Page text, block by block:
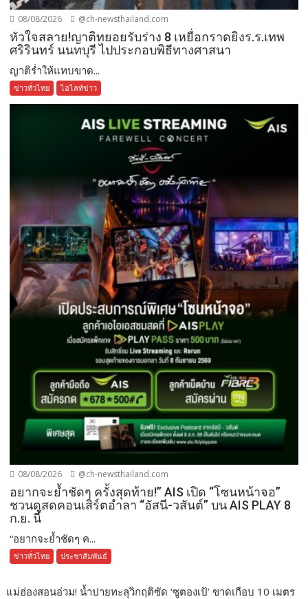
08/08/2026 @ch-newsthailand.com
หัวใจสลาย!ญาติทยอยรับร่าง 8 เหยื่อกราดยิงร.ร.เทพ
ศริรินทร์ นนทบุรี ไปประกอบพิธีทางศาสนา
ญาติร่ำให้แทบขาด...
ข่าวทั่วไทย ไฮไลท์ข่าว
08/08/2026 @ch-newsthailand.com
อยากจะย้ำชัดๆ ครั้งสุดท้าย!” AIS เปิด “โซนหน้าจอ”
ชวนดูสดคอนเสิร์ตอำลา “อัสนี-วสันต์” บน AIS PLAY 8
ก.ย. นี้
“อยากจะย้ำชัดๆ ค...
ข่าวทั่วไทย ประชาสัมพันธ์
แม่ฮ่องสอนอ่วม! น้ำปายทะลุวิกฤติซัด ‘ซูตองเป้’ ขาดเกือบ 10 เมตร